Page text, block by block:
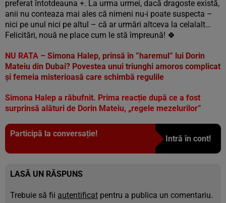
preferat întotdeauna +. La urma urmei, dacă dragoste există,
anii nu conteaza mai ales că nimeni nu-i poate suspecta –
nici pe unul nici pe altul – că ar urmări altceva la celalalt…
Felicitări, nouă ne place cum le stă împreună! 🍀
NU RATA – Simona Halep, prinsă în ”haremul” lui Dorin
Mateiu din Dubai? Povestea unui triunghi amoros complicat
și femeia misterioasă care schimbă regulile
Simona Halep a răbufnit. Prima reacție după ce a fost
surprinsă alături de Dorin Mateiu, „regele mezelurilor”
Participă la conversație!
Intră în cont!
LASĂ UN RĂSPUNS
Trebuie să fii autentificat pentru a publica un comentariu.